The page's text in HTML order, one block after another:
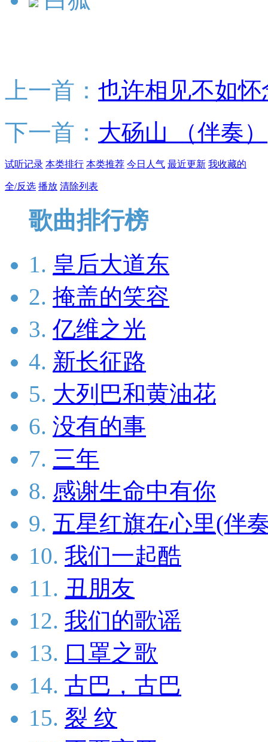
上一首： 也许相见不如
下一首： 大砀山 （伴奏）
试听记录 本类排行 本类推荐 今日人气 最近更新 我收藏的
全/反选 播放 清除列表
歌曲排行榜
1. 皇后大道东
2. 掩盖的笑容
3. 亿维之光
4. 新长征路
5. 大列巴和黄油花
6. 没有的事
7. 三年
8. 感谢生命中有你
9. 五星红旗在心里(伴
10. 我们一起酷
11. 丑朋友
12. 我们的歌谣
13. 口罩之歌
14. 古巴，古巴
15. 裂 纹